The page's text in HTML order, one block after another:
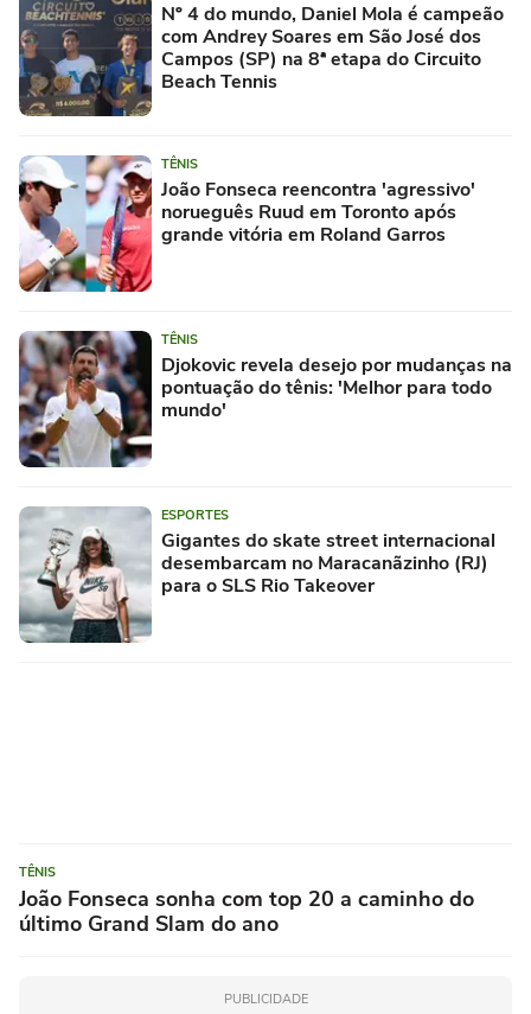
Nº 4 do mundo, Daniel Mola é campeão
com Andrey Soares em São José dos
Campos (SP) na 8ª etapa do Circuito
Beach Tennis
TÊNIS
João Fonseca reencontra 'agressivo'
norueguês Ruud em Toronto após
grande vitória em Roland Garros
TÊNIS
Djokovic revela desejo por mudanças na
pontuação do tênis: 'Melhor para todo
mundo'
ESPORTES
Gigantes do skate street internacional
desembarcam no Maracanãzinho (RJ)
para o SLS Rio Takeover
TÊNIS
João Fonseca sonha com top 20 a caminho do
último Grand Slam do ano
PUBLICIDADE